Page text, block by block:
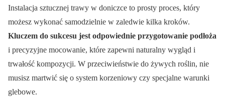
Instalacja sztucznej trawy w doniczce to prosty proces, który
możesz wykonać samodzielnie w zaledwie kilka kroków.
Kluczem do sukcesu jest odpowiednie przygotowanie podłoża
i precyzyjne mocowanie, które zapewni naturalny wygląd i
trwałość kompozycji. W przeciwieństwie do żywych roślin, nie
musisz martwić się o system korzeniowy czy specjalne warunki
glebowe.